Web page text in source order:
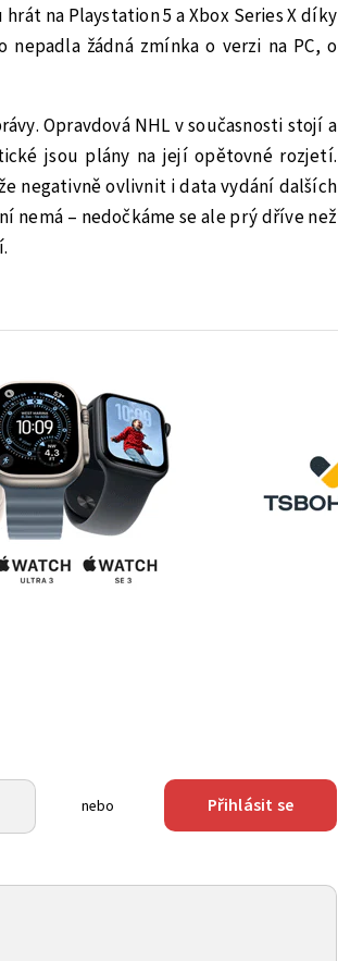
na Playstation 5 a Xbox Series X díky
žádná zmínka o verzi na PC, o
Opravdová NHL v současnosti stojí a
jsou plány na její opětovné rozjetí.
negativně ovlivnit i data vydání dalších
nemá – nedočkáme se ale prý dříve než
nebo Přihlásit se